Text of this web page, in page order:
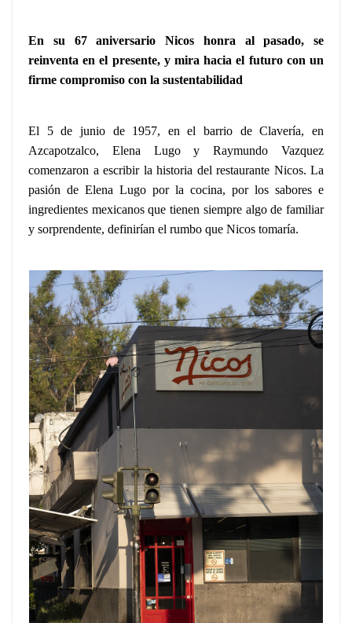
En su 67 aniversario Nicos honra al pasado, se
reinventa en el presente, y mira hacia el futuro con un
firme compromiso con la sustentabilidad
El 5 de junio de 1957, en el barrio de Clavería, en
Azcapotzalco, Elena Lugo y Raymundo Vazquez
comenzaron a escribir la historia del restaurante Nicos. La
pasión de Elena Lugo por la cocina, por los sabores e
ingredientes mexicanos que tienen siempre algo de familiar
y sorprendente, definirían el rumbo que Nicos tomaría.